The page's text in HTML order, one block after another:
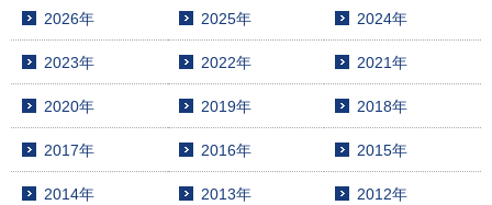
2026年 2025年 2024年
2023年 2022年 2021年
2020年 2019年 2018年
2017年 2016年 2015年
2014年 2013年 2012年